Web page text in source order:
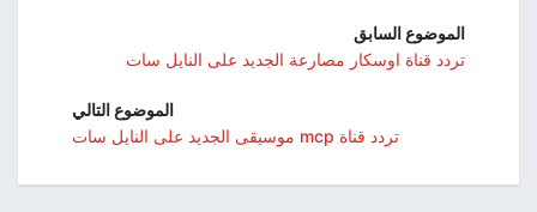
الموضوع السابق
تردد قناة اوسكار مصارعة الجديد على النايل سات
الموضوع التالي
تردد قناة mcp موسيقى الجديد على النايل سات